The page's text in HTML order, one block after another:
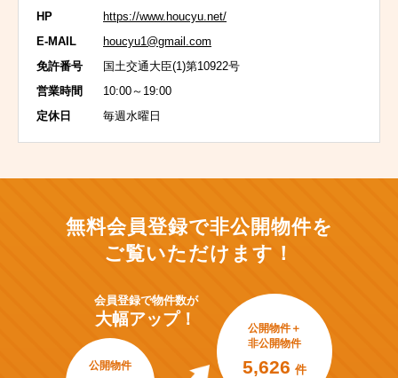
HP
https://www.houcyu.net/
E-MAIL
houcyu1@gmail.com
免許番号
国土交通大臣(1)第10922号
営業時間
10:00～19:00
定休日
毎週水曜日
無料会員登録で非公開物件を
ご覧いただけます！
会員登録で物件数が
大幅アップ！
公開物件
公開物件＋
非公開物件
5,626 件